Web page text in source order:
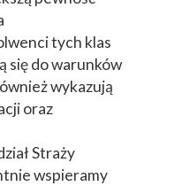
tych klas
się do warunków
wykazują
oraz
Straży
wspieramy